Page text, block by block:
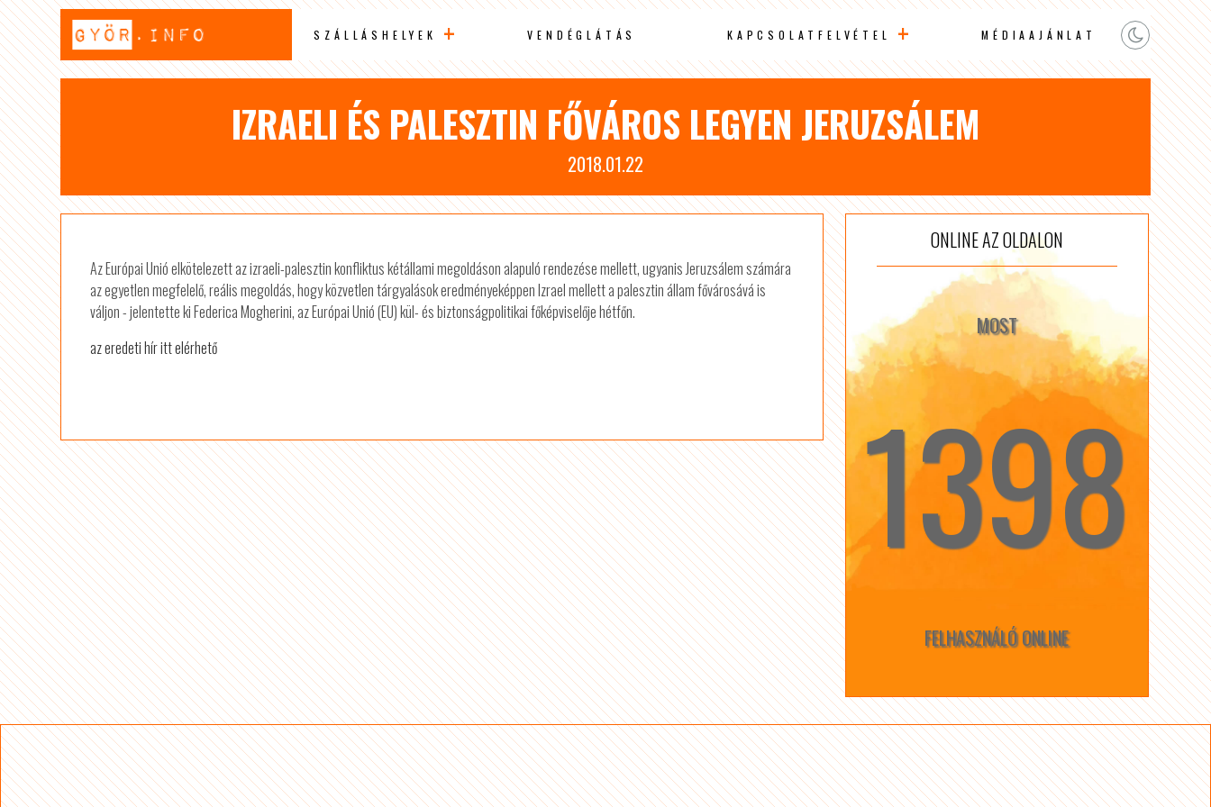
SZÁLLÁSHELYEK VENDÉGLÁTÁS KAPCSOLATFELVÉTEL MÉDIAAJÁNLAT
IZRAELI ÉS PALESZTIN FŐVÁROS LEGYEN JERUZSÁLEM
2018.01.22
Az Európai Unió elkötelezett az izraeli-palesztin konfliktus kétállami megoldáson alapuló rendezése mellett, ugyanis Jeruzsálem számára
az egyetlen megfelelő, reális megoldás, hogy közvetlen tárgyalások eredményeképpen Izrael mellett a palesztin állam fővárosává is
váljon - jelentette ki Federica Mogherini, az Európai Unió (EU) kül- és biztonságpolitikai főképviselője hétfőn.
az eredeti hír itt elérhető
ONLINE AZ OLDALON
MOST
☆ 1398 ☆
FELHASZNÁLÓ ONLINE